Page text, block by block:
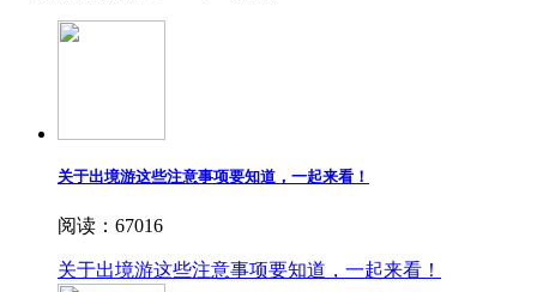
关于出境游这些注意事项要知道，一起来看！
阅读：67016
关于出境游这些注意事项要知道，一起来看！